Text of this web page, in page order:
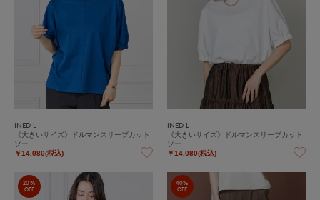
INED L
《大きいサイズ》ドルマンスリーブカット
ソー
￥14,080(税込)
INED L
《大きいサイズ》ドルマンスリーブカット
ソー
￥14,080(税込)
20%
OFF
40%
OFF